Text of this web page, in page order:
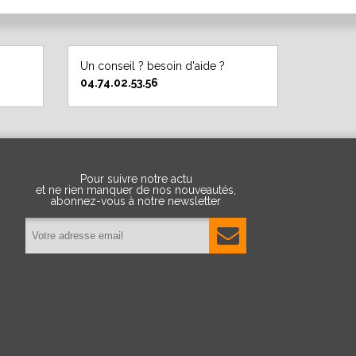
Un conseil ? besoin d'aide ?
04.74.02.53.56
Pour suivre notre actu
et ne rien manquer de nos nouveautés,
abonnez-vous à notre newsletter